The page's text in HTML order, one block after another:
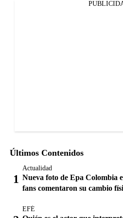
Últimos Contenidos
Actualidad
Nueva foto de Epa Colombia
fans comentaron su cambio
EFÉ